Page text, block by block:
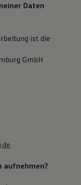
Daten
ist die
GmbH
aufnehmen?